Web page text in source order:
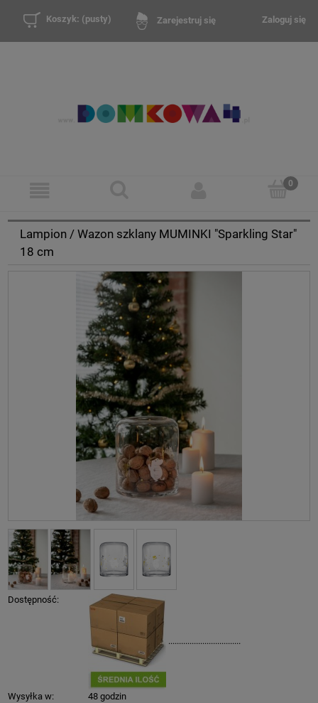
Zarejestruj się Zaloguj się
Koszyk: (pusty)
Lampion / Wazon szklany MUMINKI "Sparkling Star"
18 cm
Dostępność:
..................................
Wysyłka w: 48 godzin